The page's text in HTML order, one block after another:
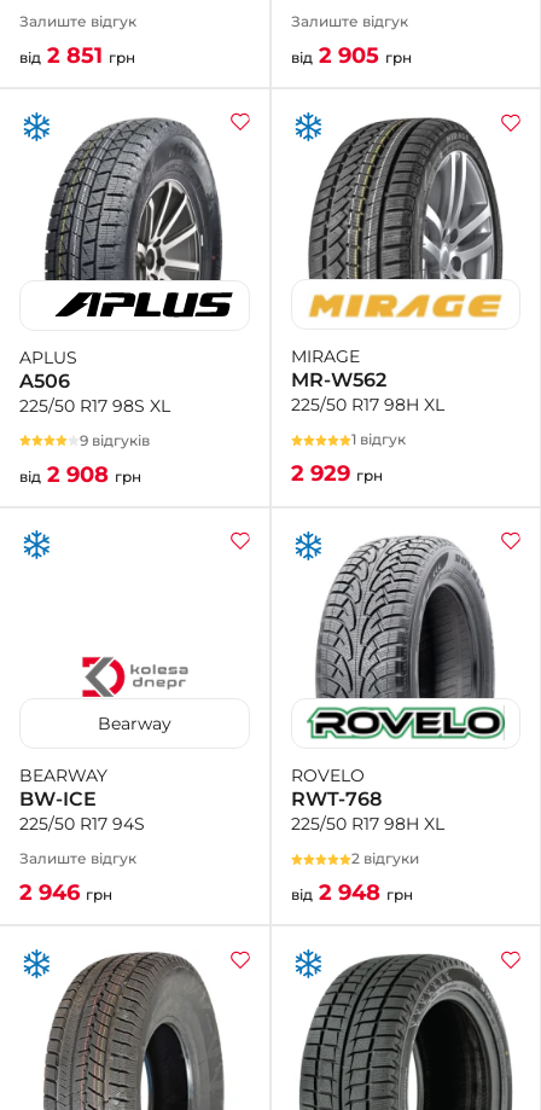
Залиште відгук
від 2 851 грн
Залиште відгук
від 2 905 грн
APLUS
A506
225/50 R17 98S XL
9 відгуків
від 2 908 грн
MIRAGE
MR-W562
225/50 R17 98H XL
1 відгук
2 929 грн
Bearway
BEARWAY
BW-ICE
225/50 R17 94S
Залиште відгук
2 946 грн
ROVELO
RWT-768
225/50 R17 98H XL
2 відгуки
від 2 948 грн